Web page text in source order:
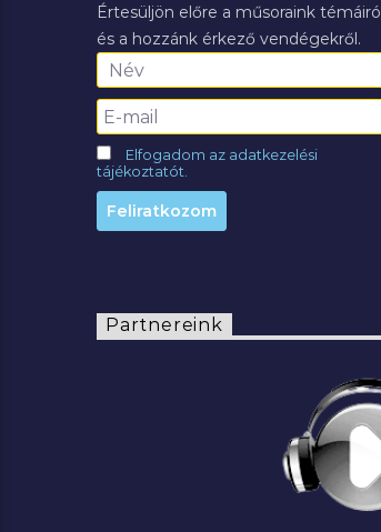
Értesüljön előre a műsoraink témáiról
és a hozzánk érkező vendégekről.
Elfogadom az adatkezelési
tájékoztatót.
Partnereink